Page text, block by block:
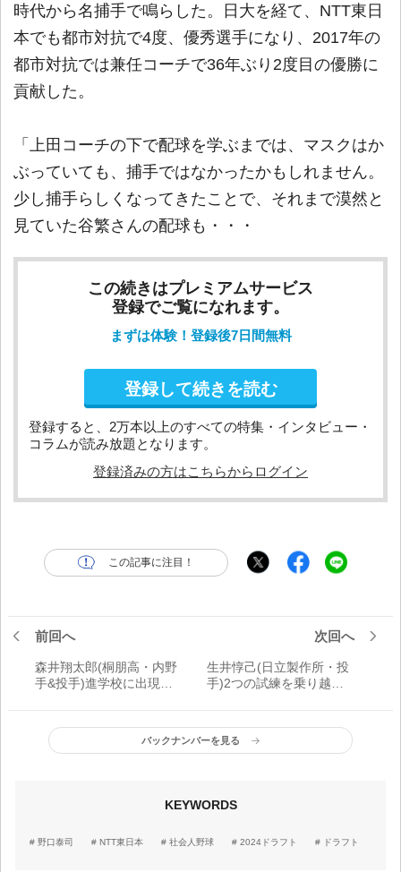
時代から名捕手で鳴らした。日大を経て、NTT東日
本でも都市対抗で4度、優秀選手になり、2017年の
都市対抗では兼任コーチで36年ぶり2度目の優勝に
貢献した。
「上田コーチの下で配球を学ぶまでは、マスクはか
ぶっていても、捕手ではなかったかもしれません。
少し捕手らしくなってきたことで、それまで漠然と
見ていた谷繁さんの配球も・・・
この続きはプレミアムサービス
登録でご覧になれます。
まずは体験！登録後7日間無料
登録して続きを読む
登録すると、2万本以上のすべての特集・インタビュー・
コラムが読み放題となります。
登録済みの方はこちらからログイン
この記事に注目！
前回へ
森井翔太郎(桐朋高・内野
手&投手)進学校に出現し
手としては最速160キロ。
高校通算40本塁打は打ち
たい」
次回へ
生井惇己(日立製作所・投
手)2つの試練を乗り越え
学4年と社会人1年目の分
も、ぶつけるつもりで
す」
バックナンバーを見る
KEYWORDS
野口泰司 NTT東日本 社会人野球 2024ドラフト ドラフト